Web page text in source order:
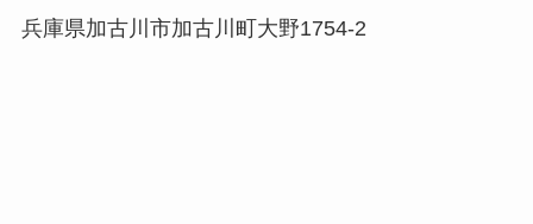
兵庫県加古川市加古川町大野1754-2